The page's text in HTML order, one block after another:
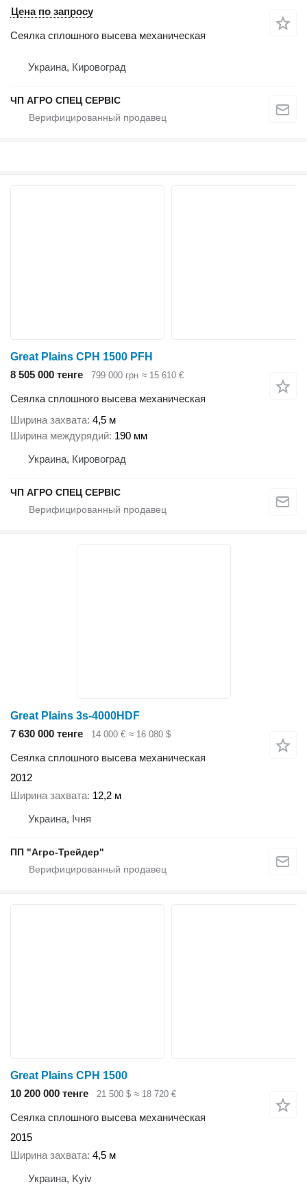
Цена по запросу
Сеялка сплошного высева механическая
Украина, Кировоград
ЧП АГРО СПЕЦ СЕРВІС
Great Plains CPH 1500 PFH
8 505 000 тенге
799 000 грн ≈ 15 610 €
Сеялка сплошного высева механическая
Ширина захвата 4,5 м
Ширина междурядий 190 мм
Украина, Кировоград
ЧП АГРО СПЕЦ СЕРВІС
Great Plains 3s-4000HDF
7 630 000 тенге
14 000 € ≈ 16 080 $
Сеялка сплошного высева механическая
2012
Ширина захвата 12,2 м
Украина, Ічня
ПП "Агро-Трейдер"
Great Plains CPH 1500
10 200 000 тенге
21 500 $ ≈ 18 720 €
Сеялка сплошного высева механическая
2015
Ширина захвата 4,5 м
Украина, Kyiv